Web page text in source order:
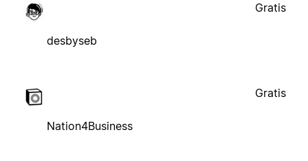
desbyseb
Gratis
Nation4Business
Gratis